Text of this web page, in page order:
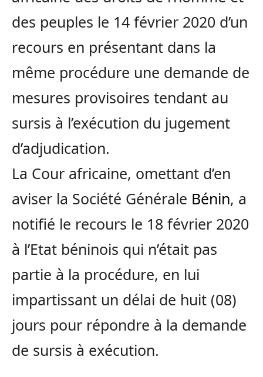
des peuples le 14 février 2020 d’un
recours en présentant dans la
même procédure une demande de
mesures provisoires tendant au
sursis à l’exécution du jugement
d’adjudication.
La Cour africaine, omettant d’en
aviser la Société Générale Bénin, a
notifié le recours le 18 février 2020
à l’Etat béninois qui n’était pas
partie à la procédure, en lui
impartissant un délai de huit (08)
jours pour répondre à la demande
de sursis à exécution.